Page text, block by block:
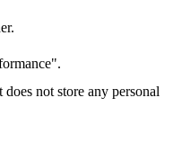
not store any personal